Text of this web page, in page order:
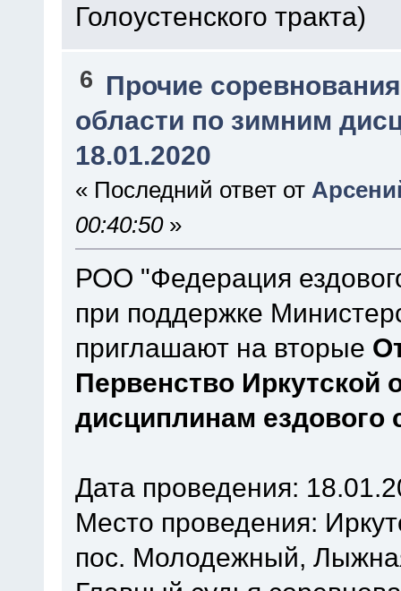
Голоустенского тракта)
6 Прочие соревнования
области по зимним
18.01.2020
« Последний ответ от
00:40:50»
РОО "Федерация
при поддержке
приглашают на вторые
Первенство Иркутской
дисциплинам ездового
Дата проведения:
Место проведения:
пос. Молодежный,